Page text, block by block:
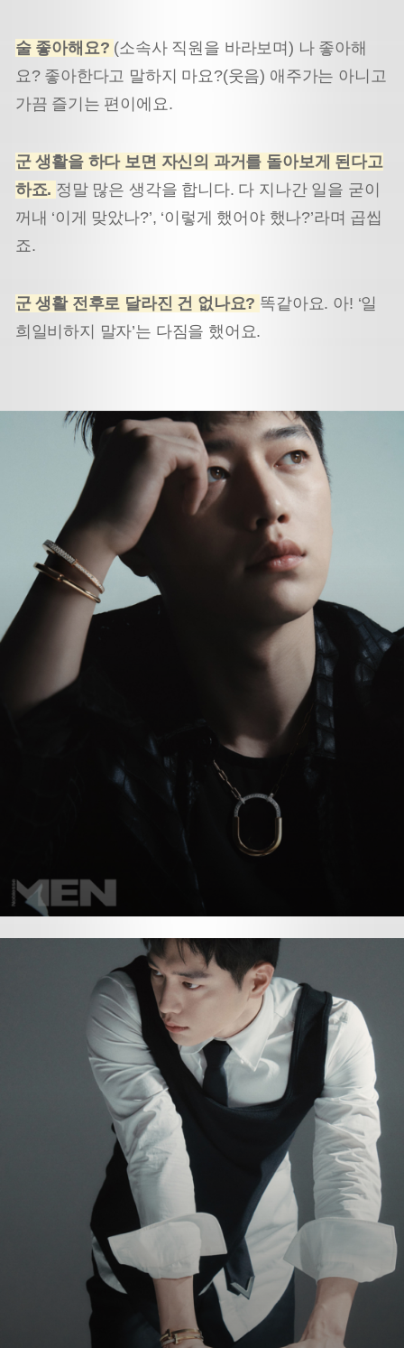
술 좋아해요? (소속사 직원을 바라보며) 나 좋아해
요? 좋아한다고 말하지 마요?(웃음) 애주가는 아니고
가끔 즐기는 편이에요.
군 생활을 하다 보면 자신의 과거를 돌아보게 된다고
하죠. 정말 많은 생각을 합니다. 다 지나간 일을 굳이
꺼내 ‘이게 맞았나?’, ‘이렇게 했어야 했나?’라며 곱씹
죠.
군 생활 전후로 달라진 건 없나요? 똑같아요. 아! ‘일
희일비하지 말자’는 다짐을 했어요.